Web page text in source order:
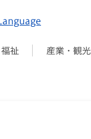
祉 産業・観光